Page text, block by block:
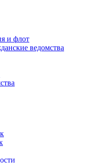
и флот
ведомства